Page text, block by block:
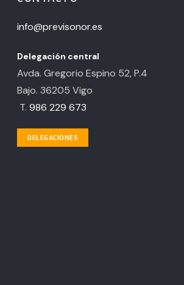
info@previsonor.es
Delegación central
Avda. Gregorio Espino 52, P.4
Bajo. 36205 Vigo
T. 986 229 673
DELEGACIONES